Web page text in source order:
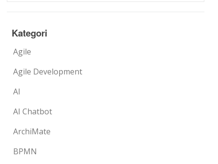
Kategori
Agile
Agile Development
AI
AI Chatbot
ArchiMate
BPMN